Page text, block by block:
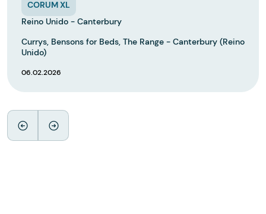
CORUM XL
Reino Unido - Canterbury
Currys, Bensons for Beds, The Range - Canterbury (Reino
Unido)
06.02.2026